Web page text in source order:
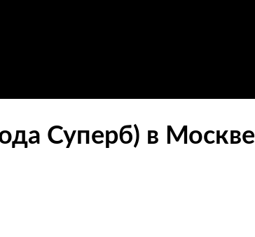
Суперб) в Москве